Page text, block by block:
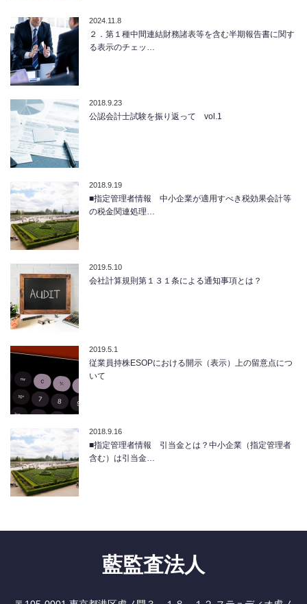
2024.11.8
２．第１種中間連結財務諸表等を含む半期報告書に関す
る表示のチェッ…
2018.9.23
公認会計士試験を振り返って vol.1
2018.9.19
■指定管理者情報 中小企業が適用すべき税効果会計等
の税金関連処理…
2019.5.10
会社計算規則第１３１条による通知事項とは？
2019.5.1
従業員持株ESOPにおける開示（表示）上の留意点につ
いて
2018.9.16
■指定管理者情報 引当金とは？中小企業（指定管理者
含む）は引当金…
藍監査法人